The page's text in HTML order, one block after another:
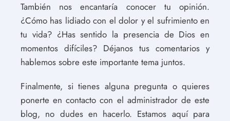
También nos encantaría conocer tu opinión.
¿Cómo has lidiado con el dolor y el sufrimiento en
tu vida? ¿Has sentido la presencia de Dios en
momentos difíciles? Déjanos tus comentarios y
hablemos sobre este importante tema juntos.
Finalmente, si tienes alguna pregunta o quieres
ponerte en contacto con el administrador de este
blog, no dudes en hacerlo. Estamos aquí para